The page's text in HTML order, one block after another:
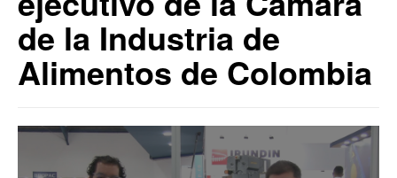
de la Industria de
Alimentos de Colombia